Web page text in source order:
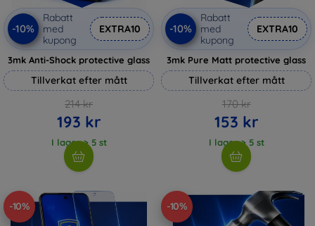
-10%
Rabatt
med
kupong
EXTRA10
3mk Anti-Shock protective glass
Tillverkat efter mått
214 kr
193 kr
I lager > 5 st
-10%
Rabatt
med
kupong
EXTRA10
3mk Pure Matt protective glass
Tillverkat efter mått
170 kr
153 kr
I lager > 5 st
-10% -10%